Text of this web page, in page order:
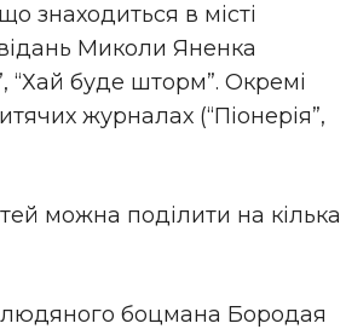
знаходиться в місті
Миколи Яненка
“Хай буде шторм”. Окремі
журналах (“Піонерія”,
можна поділити на кілька
людяного боцмана Бородая